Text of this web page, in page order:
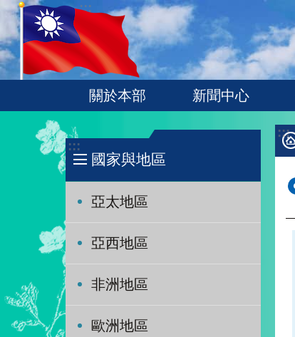
跳到主要內容區塊
:::
關於本部 新聞中心
:::
國家與地區
亞太地區
亞西地區
非洲地區
歐洲地區
:::